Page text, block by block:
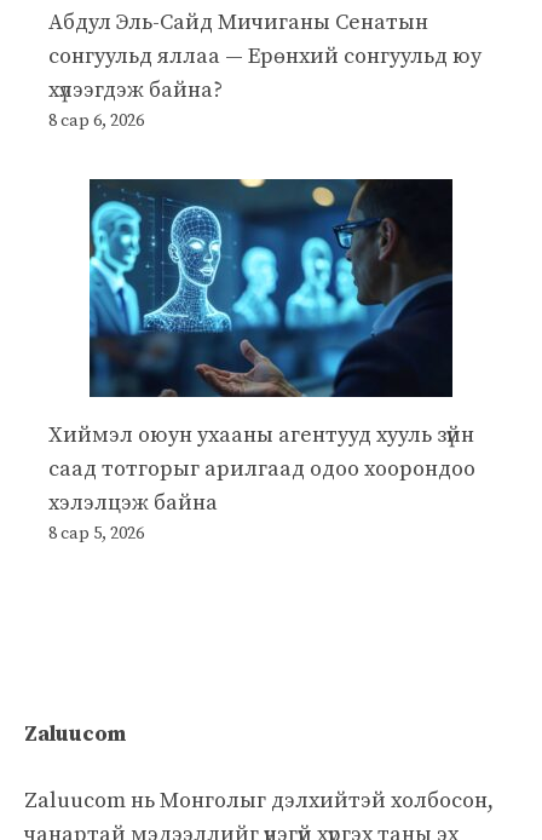
Абдул Эль-Сайд Мичиганы Сенатын
сонгуульд яллаа — Ерөнхий сонгуульд юу
хүлээгдэж байна?
8 сар 6, 2026
Хиймэл оюун ухааны агентууд хууль зүйн
саад тотгорыг арилгаад одоо хоорондоо
хэлэлцэж байна
8 сар 5, 2026
Zaluucom
Zaluucom нь Монголыг дэлхийтэй холбосон,
чанартай мэдээллийг үнэгүй хүргэх таны эх